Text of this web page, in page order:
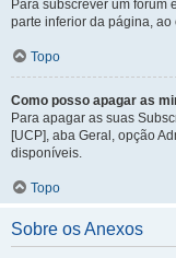
Para subscrever um fórum
parte inferior da página, ao
Topo
Como posso apagar as
Para apagar as suas
[UCP], aba Geral, opção
disponíveis.
Topo
Sobre os Anexos